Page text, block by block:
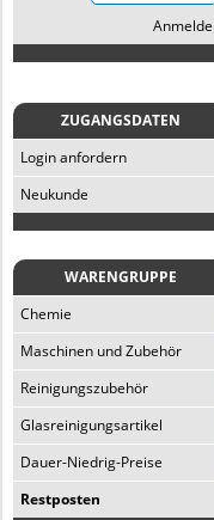
ZUGANGSDATEN
Login anfordern
Neukunde
WARENGRUPPE
Chemie
Maschinen und Zubehör
Reinigungszubehör
Glasreinigungsartikel
Dauer-Niedrig-Preise
Restposten